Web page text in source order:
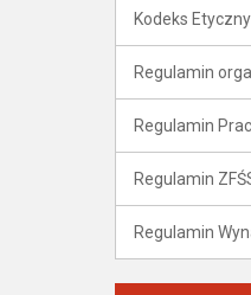
Kodeks Etyczny
Regulamin
Regulamin
Regulamin
Regulamin